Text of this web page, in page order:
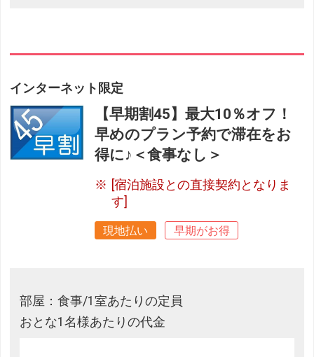
インターネット限定
【早期割45】最大10％オフ！
早めのプラン予約で滞在をお
得に♪＜食事なし＞
[宿泊施設との直接契約となりま
す]
現地払い 早期がお得
部屋：食事/1室あたりの定員
おとな1名様あたりの代金